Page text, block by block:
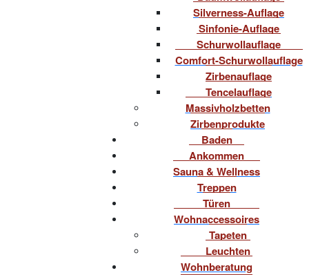
Silverness-Auflage
Sinfonie-Auflage
Schurwollauflage
Comfort-Schurwollauflage
Zirbenauflage
Tencelauflage
Massivholzbetten
Zirbenprodukte
Baden
Ankommen
Sauna & Wellness
Treppen
Türen
Wohnaccessoires
Tapeten
Leuchten
Wohnberatung